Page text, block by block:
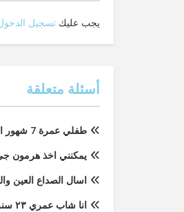
يجب عليك تسجيل
أسئلة متعلقة
طفلي عمرة 7 شهور استخدم حليب سيميلا
يمكنني اخذ هرمون
اسال الصداع العين
انا شاب عمري ٢٣ سنة اعاني اي مشاكل